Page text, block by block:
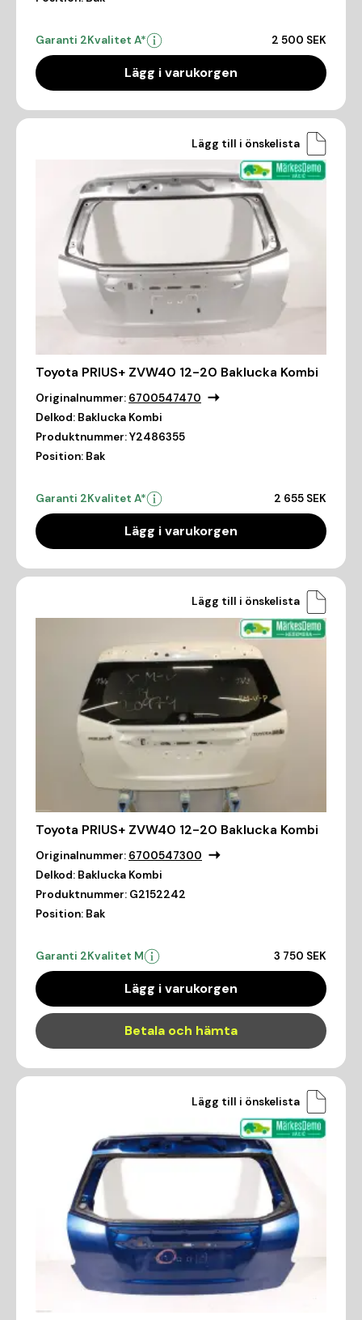
Garanti 2Kvalitet A* 2 500 SEK
Lägg i varukorgen
Lägg till i önskelista
Toyota PRIUS+ ZVW40 12-20 Baklucka Kombi
Originalnummer: 6700547470
Delkod: Baklucka Kombi
Produktnummer:Y2486355
Position: Bak
Garanti 2Kvalitet A* 2 655 SEK
Lägg i varukorgen
Lägg till i önskelista
Toyota PRIUS+ ZVW40 12-20 Baklucka Kombi
Originalnummer: 6700547300
Delkod: Baklucka Kombi
Produktnummer: G2152242
Position: Bak
Garanti 2Kvalitet M 3 750 SEK
Lägg i varukorgen
Betala och hämta
Lägg till i önskelista